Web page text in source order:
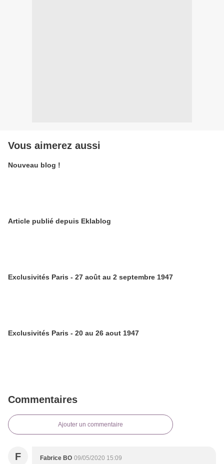
Vous aimerez aussi
Nouveau blog !
Article publié depuis Eklablog
Exclusivités Paris - 27 août au 2 septembre 1947
Exclusivités Paris - 20 au 26 aout 1947
Commentaires
Ajouter un commentaire
F Fabrice BO 09/05/2020 15:09